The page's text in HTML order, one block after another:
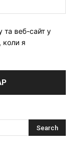
та веб-сайт у
коли я